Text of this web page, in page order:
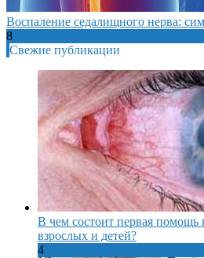
Воспаление седалищного нерва:
8
Свежие публикации
В чем состоит первая
взрослых и детей?
4